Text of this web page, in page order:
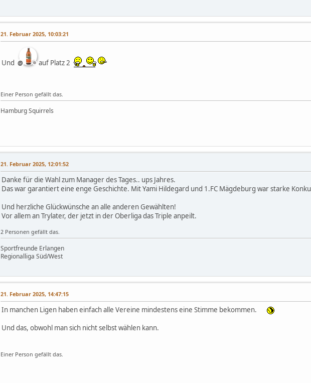
21. Februar 2025, 10:03:21
Und auf Platz 2
Einer Person gefällt das.
Hamburg Squirrels
21. Februar 2025, 12:01:52
Danke für die Wahl zum Manager des Tages.. ups Jahres.
Das war garantiert eine enge Geschichte. Mit Yami Hildegard und 1.FC Mägdeburg war starke
Und herzliche Glückwünsche an alle anderen Gewählten!
Vor allem an Trylater, der jetzt in der Oberliga das Triple anpeilt.
2 Personen gefällt das.
Sportfreunde Erlangen
Regionalliga Süd/West
21. Februar 2025, 14:47:15
In manchen Ligen haben einfach alle Vereine mindestens eine Stimme bekommen.
Und das, obwohl man sich nicht selbst wählen kann.
Einer Person gefällt das.